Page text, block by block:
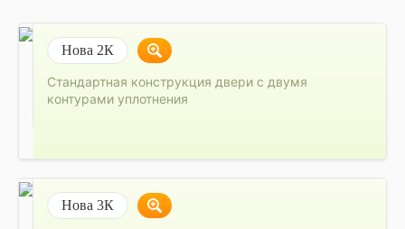
Нова 2К
Стандартная конструкция двери с двумя
контурами уплотнения
Нова 3К